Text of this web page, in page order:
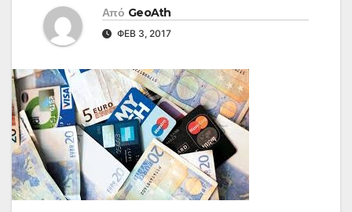
Από GeoAth
ΦΕΒ 3, 2017